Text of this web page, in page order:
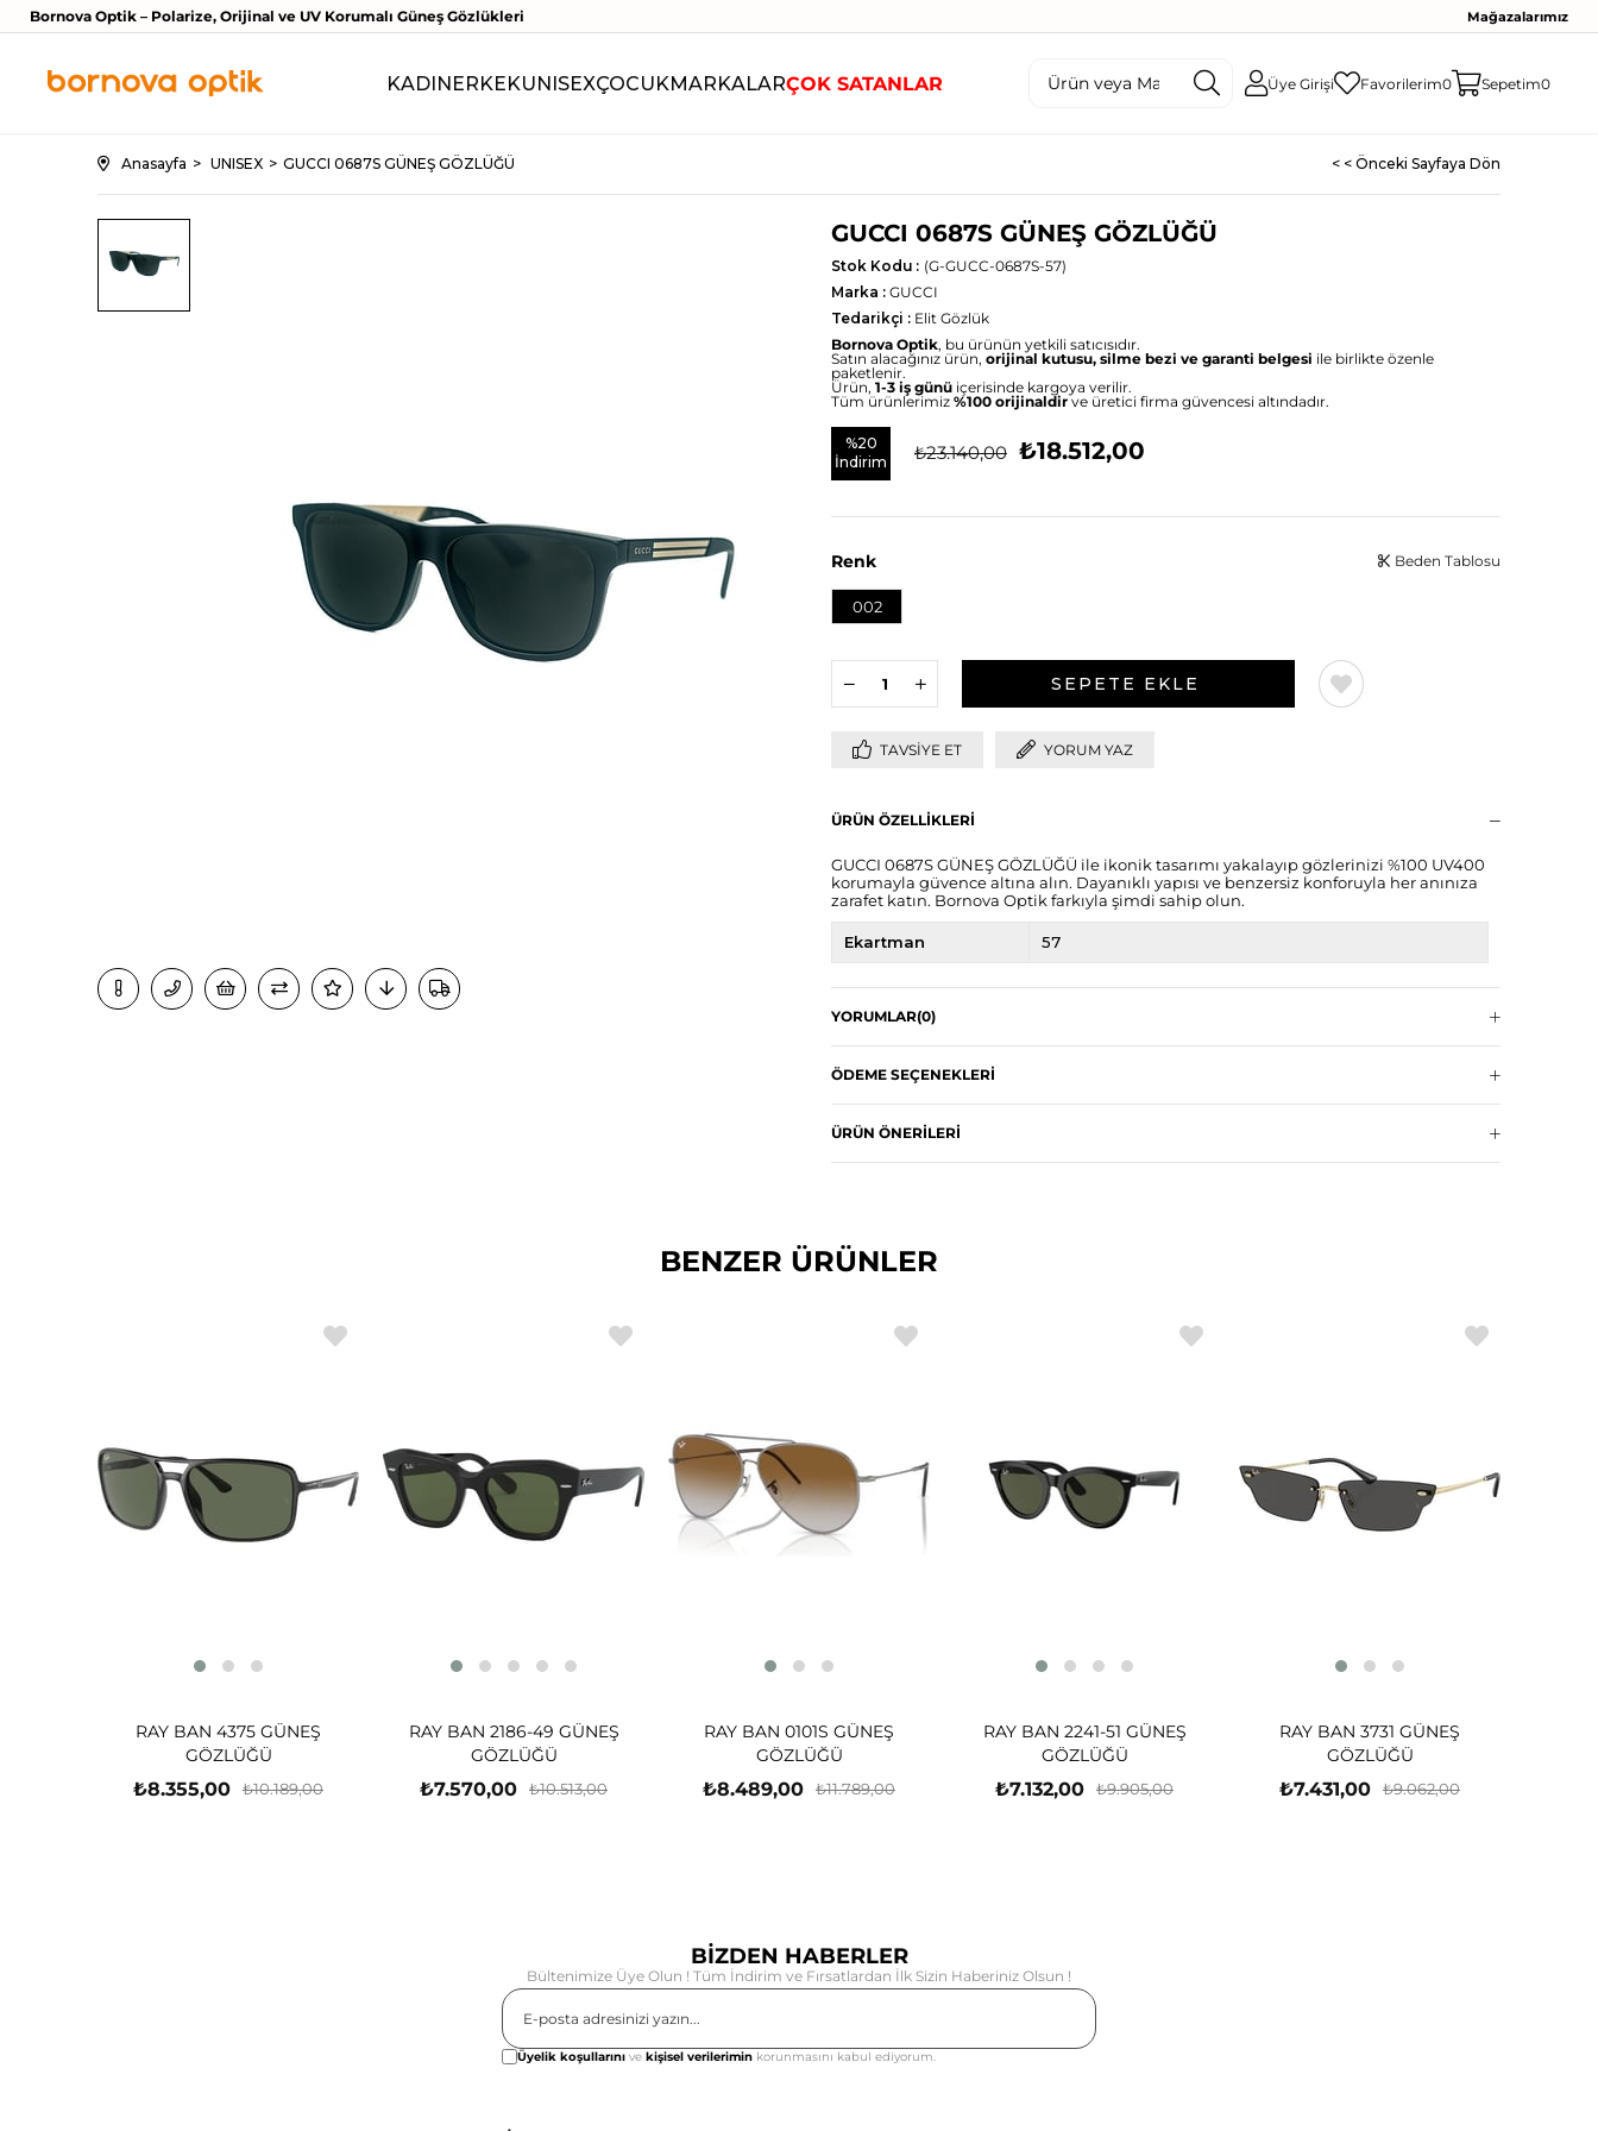
Bornova Optik – Polarize, Orijinal ve UV Korumalı Güneş Gözlükleri Mağazalarımız
KADINERKEKUNISEXÇOCUKMARKALARÇOK SATANLAR Üye Girişi Favorilerim0 Sepetim0
Anasayfa UNISEX GUCCI 0687S GÜNEŞ GÖZLÜĞÜ < < Önceki Sayfaya Dön
GUCCI 0687S GÜNEŞ GÖZLÜĞÜ
(G-GUCC-0687S-57)
Stok Kodu
Marka : GUCCI
Tedarikçi : Elit Gözlük
Bornova Optik, bu ürünün yetkili satıcısıdır.
Satın alacağınız ürün, orijinal kutusu, silme bezi ve garanti belgesi ile birlikte özenle
paketlenir.
Ürün, 1-3 iş günü içerisinde kargoya verilir.
Tüm ürünlerimiz %100 orijinaldirve üretici firma güvencesi altındadır.
%20
İndirim
₺23.140,00 ₺18.512,00
Renk
002
Beden Tablosu
TAVSIYE ET YORUM YAZ
ÜRÜN ÖZELLIKLERI
GUCCI 0687S GÜNEŞ GÖZLÜĞÜ ile ikonik tasarımı yakalayıp gözlerinizi %100 UV400
korumayla güvence altına alın. Dayanıklı yapısı ve benzersiz konforuyla her anınıza
zarafet katın. Bornova Optik farkıyla şimdi sahip olun.
Ekartman 57
YORUMLAR(0)
ÖDEME SEÇENEKLERI
ÜRÜN ÖNERILERI
BENZER ÜRÜNLER
RAY BAN 4375 GÜNEŞ
GÖZLÜĞÜ
₺8.355,00 ₺10.189,00
RAY BAN 2186-49 GÜNEŞ
GÖZLÜĞÜ
₺7.570,00 ₺10.513,00
RAY BAN 0101S GÜNEŞ
GÖZLÜĞÜ
₺8.489,00 ₺11.789,00
RAY BAN 2241-51 GÜNEŞ
GÖZLÜĞÜ
₺7.132,00 ₺9.905,00
RAY BAN 3731 GÜNEŞ
GÖZLÜĞÜ
₺7.431,00 ₺9.062,00
BİZDEN HABERLER
Bültenimize Üye Olun ! Tüm İndirim ve Fırsatlardan İlk Sizin Haberiniz Olsun !
Üyelik koşullarını ve kişisel verilerimin korunmasını kabul ediyorum.